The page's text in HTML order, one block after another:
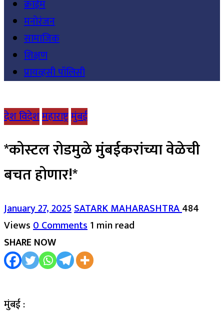
क्राईम
मनोरंजन
सामाजिक
शिक्षण
प्रायव्हसी पॉलिसी
देश विदेशमहाराष्ट्रमुंबई
*कोस्टल रोडमुळे मुंबईकरांच्या वेळेची
बचत होणार!*
January 27, 2025SATARK MAHARASHTRA484
Views0 Comments1 min read
SHARE NOW
मुंबई :